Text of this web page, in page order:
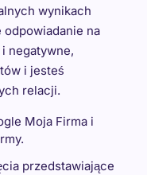
wynikach
na
negatywne,
i jesteś
relacji.
Moja Firma i
przedstawiające